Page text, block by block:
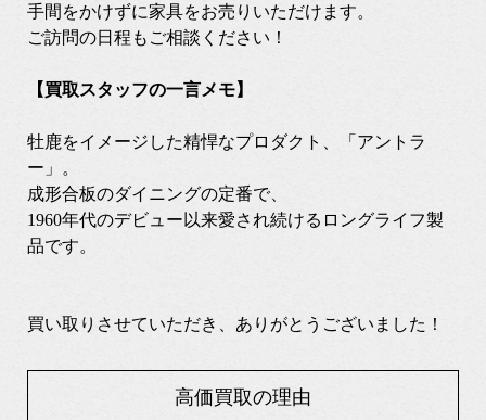
手間をかけずに家具をお売りいただけます。
ご訪問の日程もご相談ください！
【買取スタッフの一言メモ】
牡鹿をイメージした精悍なプロダクト、「アントラ
ー」。
成形合板のダイニングの定番で、
1960年代のデビュー以来愛され続けるロングライフ製
品です。
買い取りさせていただき、ありがとうございました！
高価買取の理由